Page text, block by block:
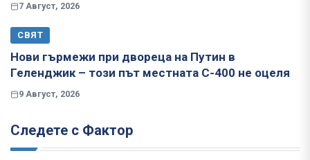
7 Август, 2026
СВЯТ
Нови гърмежи при двореца на Путин в
Геленджик – този път местната С-400 не оцеля
9 Август, 2026
Следете с Фактор